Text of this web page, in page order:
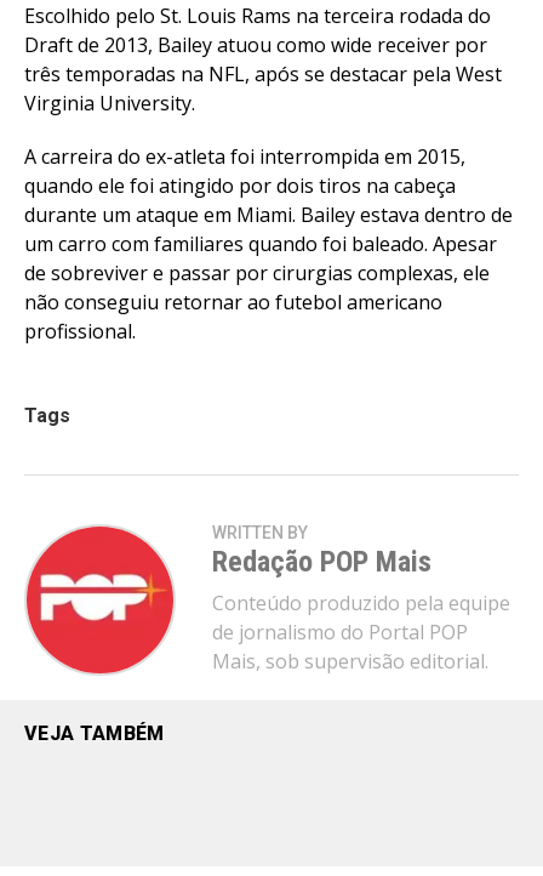
Escolhido pelo St. Louis Rams na terceira rodada do
Draft de 2013, Bailey atuou como wide receiver por
três temporadas na NFL, após se destacar pela West
Virginia University.
A carreira do ex-atleta foi interrompida em 2015,
quando ele foi atingido por dois tiros na cabeça
durante um ataque em Miami. Bailey estava dentro de
um carro com familiares quando foi baleado. Apesar
de sobreviver e passar por cirurgias complexas, ele
não conseguiu retornar ao futebol americano
profissional.
Tags
WRITTEN BY
Redação POP Mais
Conteúdo produzido pela equipe
de jornalismo do Portal POP
Mais, sob supervisão editorial.
VEJA TAMBÉM